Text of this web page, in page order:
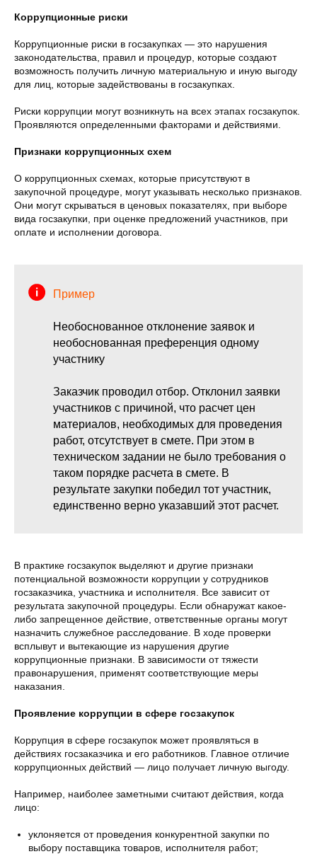
Коррупционные риски
Коррупционные риски в госзакупках — это нарушения
законодательства, правил и процедур, которые создают
возможность получить личную материальную и иную выгоду
для лиц, которые задействованы в госзакупках.
Риски коррупции могут возникнуть на всех этапах госзакупок.
Проявляются определенными факторами и действиями.
Признаки коррупционных схем
О коррупционных схемах, которые присутствуют в
закупочной процедуре, могут указывать несколько признаков.
Они могут скрываться в ценовых показателях, при выборе
вида госзакупки, при оценке предложений участников, при
оплате и исполнении договора.
Пример
Необоснованное отклонение заявок и
необоснованная преференция одному
участнику
Заказчик проводил отбор. Отклонил заявки
участников с причиной, что расчет цен
материалов, необходимых для проведения
работ, отсутствует в смете. При этом в
техническом задании не было требования о
таком порядке расчета в смете. В
результате закупки победил тот участник,
единственно верно указавший этот расчет.
В практике госзакупок выделяют и другие признаки
потенциальной возможности коррупции у сотрудников
госзаказчика, участника и исполнителя. Все зависит от
результата закупочной процедуры. Если обнаружат какое-
либо запрещенное действие, ответственные органы могут
назначить служебное расследование. В ходе проверки
всплывут и вытекающие из нарушения другие
коррупционные признаки. В зависимости от тяжести
правонарушения, применят соответствующие меры
наказания.
Проявление коррупции в сфере госзакупок
Коррупция в сфере госзакупок может проявляться в
действиях госзаказчика и его работников. Главное отличие
коррупционных действий — лицо получает личную выгоду.
Например, наиболее заметными считают действия, когда
лицо:
уклоняется от проведения конкурентной закупки по
выбору поставщика товаров, исполнителя работ;